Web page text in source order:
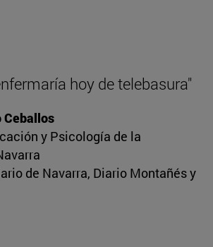
hoy de telebasura"
Ceballos
y Psicología de la
de Navarra, Diario Montañés y